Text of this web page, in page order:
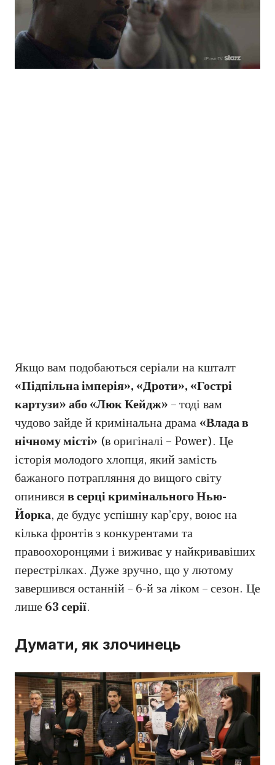
Якщо вам подобаються серіали на кшталт
«Підпільна імперія», «Дроти», «Гострі
картузи» або «Люк Кейдж» – тоді вам
чудово зайде й кримінальна драма«Влада в
нічному місті» (в оригіналі – Power). Це
історія молодого хлопця, який замість
бажаного потрапляння до вищого світу
опинивсяв серці кримінального Нью-
Йорка, де будує успішну кар’єру, воює на
кілька фронтів з конкурентами та
правоохоронцями і виживає у найкривавіших
перестрілках. Дуже зручно, що у лютому
завершився останній – 6-й за ліком – сезон. Це
лише63 серії.
Думати, як злочинець